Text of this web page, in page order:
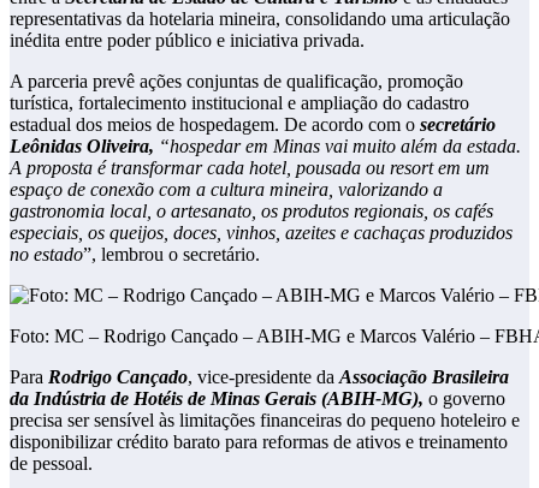
representativas da hotelaria mineira, consolidando uma articulação
inédita entre poder público e iniciativa privada.
A parceria prevê ações conjuntas de qualificação, promoção
turística, fortalecimento institucional e ampliação do cadastro
estadual dos meios de hospedagem. De acordo com o secretário
Leônidas Oliveira, “hospedar em Minas vai muito além da estada.
A proposta é transformar cada hotel, pousada ou resort em um
espaço de conexão com a cultura mineira, valorizando a
gastronomia local, o artesanato, os produtos regionais, os cafés
especiais, os queijos, doces, vinhos, azeites e cachaças produzidos
no estado”, lembrou o secretário.
Foto: MC – Rodrigo Cançado – ABIH-MG e Marcos Valério –
Para Rodrigo Cançado, vice-presidente da Associação Brasileira
da Indústria de Hotéis de Minas Gerais (ABIH-MG), o governo
precisa ser sensível às limitações financeiras do pequeno hoteleiro e
disponibilizar crédito barato para reformas de ativos e treinamento
de pessoal.